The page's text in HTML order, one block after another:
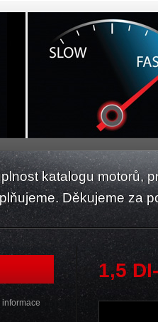
katalogu motorů,
Děkujeme za
1,5